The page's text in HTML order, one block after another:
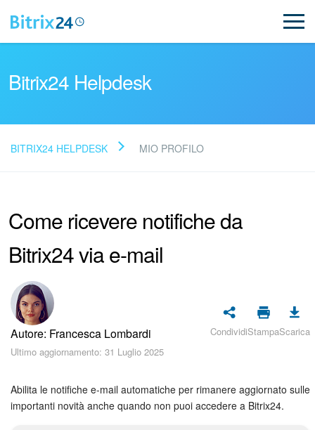
Novità
Supporto Bitrix24
Registrazione e accesso
Piani e pagamento
Sicurezza in Bitrix24
Come iniziare?
Bitrix24 Helpdesk
BITRIX24 HELPDESK MIO PROFILO
Come ricevere notifiche da
Bitrix24 via e-mail
Autore: Francesca Lombardi
Ultimo aggiornamento: 31 Luglio 2025
CondividiStampaScarica
Abilita le notifiche e-mail automatiche per rimanere aggiornato sulle
importanti novità anche quando non puoi accedere a Bitrix24.